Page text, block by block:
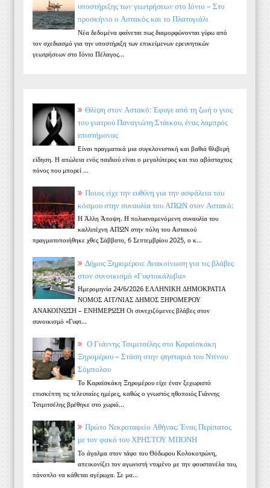
υποστήριξης των γεωτρήσεων στο Ιόνιο – Στο
προσκήνιο ο Αστακός και το Πλατυγιάλι
Νέα δεδομένα φαίνεται πως διαμορφώνονται γύρω από
τον σχεδιασμό για την υποστήριξη των επικείμενων ερευνητικών
γεωτρήσεων στο Ιόνιο Πέλαγος...
Θλίψη στον Αστακό: Έφυγε από τη ζωή ο γιος
του γιατρού Παναγιώτη Στάικου, ένας λαμπρός
επιστήμονας
Είναι πραγματικά μια συγκλονιστική και βαθιά θλιβερή
είδηση. Η απώλεια ενός παιδιού είναι ο μεγαλύτερος και πιο αβάσταχτος
πόνος που μπορεί ...
Ποιος είχε την ευθύνη για την ασφάλεια του
κόσμου στην συναυλία του ΑΠΩΝ στον Αστακό;
Η Άλλη Άποψη. Η πολυαναμενόμενη συναυλία του
καλλιτέχνη ΑΠΩΝ στην πόλη του Αστακού
πραγματοποιήθηκε χθες Σάββατο, 6 Σεπτεμβρίου 2025, ο κ...
Δήμος Ξηρομέρου: Ανακοίνωση για τις βλάβες
στον συνοικισμό «Γυφτοκάλυβα»
Ημερομηνία 24/6/2026 ΕΛΛΗΝΙΚΗ ΔΗΜΟΚΡΑΤΙΑ
ΝΟΜΟΣ ΑΙΤ/ΝΙΑΣ ΔΗΜΟΣ ΞΗΡΟΜΕΡΟΥ
ΑΝΑΚΟΙΝΩΣΗ – ΕΝΗΜΕΡΩΣΗ Οι συνεχιζόμενες βλάβες στον
συνοικισμό «Γυφτ...
Ο Γιάννης Τσιμιτσέλης στο Καραϊσκάκη
Ξηρομέρου – Στάση στην ψησταριά του Ντίνου
Σόμπολου
Το Καραϊσκάκη Ξηρομέρου είχε έναν ξεχωριστό
επισκέπτη τις τελευταίες ημέρες, καθώς ο γνωστός ηθοποιός Γιάννης
Τσιμιτσέλης βρέθηκε στο χωριό...
Πρώτο Νεκροταφείο Αθήνας: Ένας Περίπατος
με τον φακό του ΧΡΗΣΤΟΥ ΜΠΟΝΗ
Το άγαλμα στον τάφο του Θόδωρου Κολοκοτρώνη,
απεικονίζει τον αγωνιστή ντυμένο με την φουστανέλα του,
πάνοπλο να κάθεται αγέρωχα. Σε μα...